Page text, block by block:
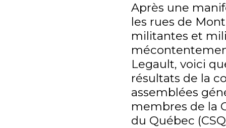
Après une
les rues de
militantes et
Legault, voici
résultats de la
assemblées
membres de la
du Québec